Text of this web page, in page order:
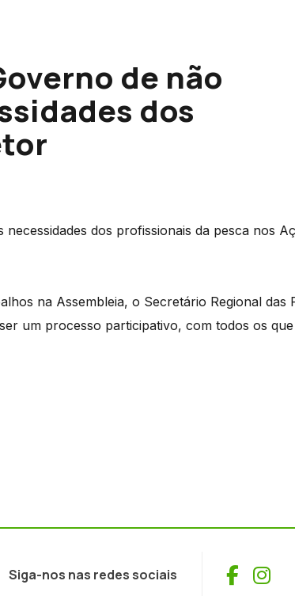
de não
dos
dos profissionais da pesca nos
na Assembleia, o Secretário Regional das
um processo participativo, com todos os que
Siga-nos nas redes sociais